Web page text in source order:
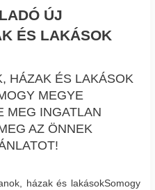
ÚJ
ÉS LAKÁSOK
HÁZAK ÉS LAKÁSOK
MEGYE
MEG INGATLAN
AZ ÖNNEK
házak és lakásokSomogy